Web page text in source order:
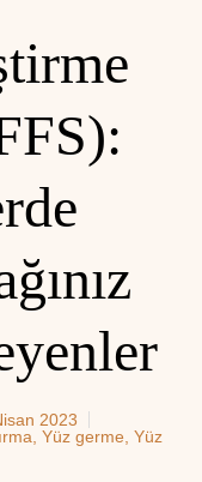
2023
Yüz germe Yüz